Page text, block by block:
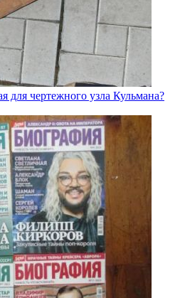
для чертежного узла Кульмана?